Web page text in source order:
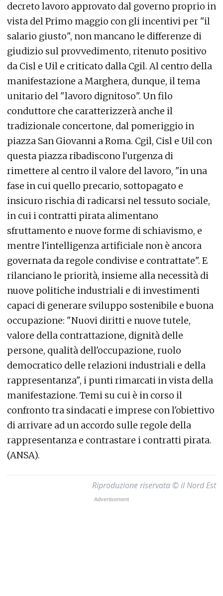
decreto lavoro approvato dal governo proprio in
vista del Primo maggio con gli incentivi per "il
salario giusto", non mancano le differenze di
giudizio sul provvedimento, ritenuto positivo
da Cisl e Uil e criticato dalla Cgil. Al centro della
manifestazione a Marghera, dunque, il tema
unitario del "lavoro dignitoso". Un filo
conduttore che caratterizzerà anche il
tradizionale concertone, dal pomeriggio in
piazza San Giovanni a Roma. Cgil, Cisl e Uil con
questa piazza ribadiscono l'urgenza di
rimettere al centro il valore del lavoro, "in una
fase in cui quello precario, sottopagato e
insicuro rischia di radicarsi nel tessuto sociale,
in cui i contratti pirata alimentano
sfruttamento e nuove forme di schiavismo, e
mentre l'intelligenza artificiale non è ancora
governata da regole condivise e contrattate". E
rilanciano le priorità, insieme alla necessità di
nuove politiche industriali e di investimenti
capaci di generare sviluppo sostenibile e buona
occupazione: "Nuovi diritti e nuove tutele,
valore della contrattazione, dignità delle
persone, qualità dell'occupazione, ruolo
democratico delle relazioni industriali e della
rappresentanza", i punti rimarcati in vista della
manifestazione. Temi su cui è in corso il
confronto tra sindacati e imprese con l'obiettivo
di arrivare ad un accordo sulle regole della
rappresentanza e contrastare i contratti pirata.
(ANSA).
Riproduzione riservata © il Nord Est